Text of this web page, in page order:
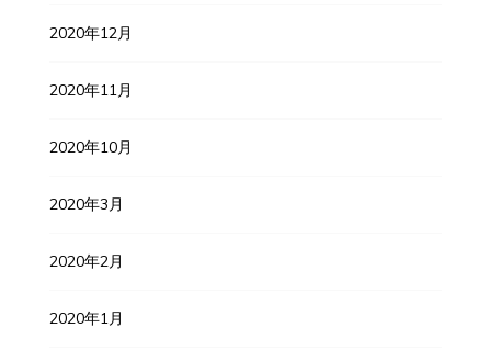
2020年12月
2020年11月
2020年10月
2020年3月
2020年2月
2020年1月